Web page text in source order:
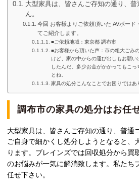
大型家具は、皆さんご存知の通り、
ん。
今回 お客様よりご依頼頂いた AVボード
てご紹介します。
■ご依頼地域：東京都 調布市
■お客様から頂いた声：市の粗大ごみ
けど、家の中からの運び出しもお願
したんだ。多少お金がかかってもこ
とね。
家具の処分こんなことでお困りではあ
調布市の家具の処分はお任
大型家具は、皆さんご存知の通り、普通
ご自身で細かくし処分しようとなると、
ります。ブレインズでは回収処分から買
のお悩みが一気に解消致します。私たち
任せ下さい。